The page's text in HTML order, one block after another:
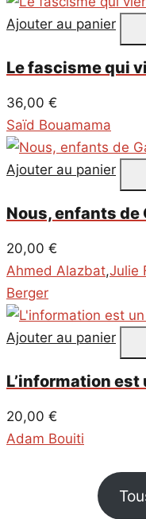
Ajouter au panier
Le fascisme qui
36,00 €
Saïd Bouamama
Ajouter au panier
Nous, enfants de
20,00 €
Ahmed Alazbat,Julie
Berger
Ajouter au panier
L’information
20,00 €
Adam Bouiti